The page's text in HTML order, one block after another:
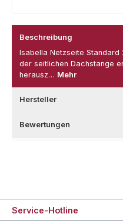
Beschreibung
Isabella Netzseite Standard
der seitlichen Dachstange
herausz… Mehr
Hersteller
Bewertungen
Service-Hotline